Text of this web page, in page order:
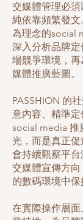
交媒體管理必
純依靠頻繁發
為理念的social
深入分析品牌
場競爭環境，
媒體推廣藍圖。
PASSHION 的
意內容、精準
social media 推
光，而是真正
會持續觀察平
交媒體宣傳方
的數碼環境中保
在實際操作層